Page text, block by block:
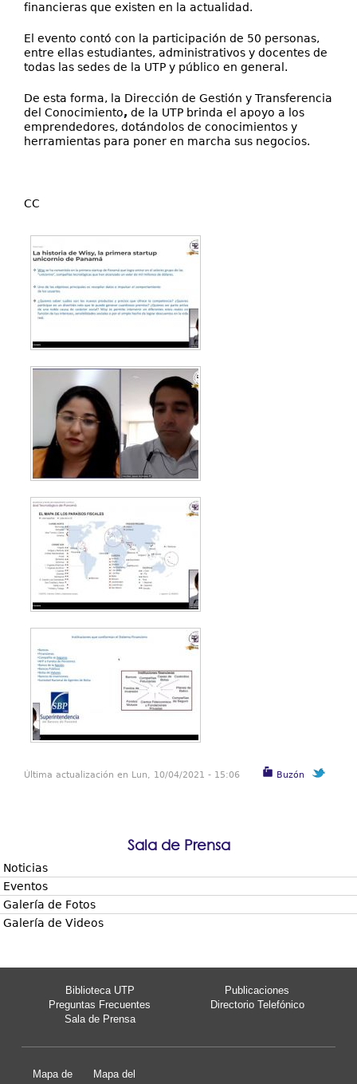
financieras que existen en la actualidad.
El evento contó con la participación de 50 personas,
entre ellas estudiantes, administrativos y docentes de
todas las sedes de la UTP y público en general.
De esta forma, la Dirección de Gestión y Transferencia
del Conocimiento, de la UTP brinda el apoyo a los
emprendedores, dotándolos de conocimientos y
herramientas para poner en marcha sus negocios.
CC
Buzón
Última actualización en Lun, 10/04/2021 - 15:06
Sala de Prensa
Noticias
Eventos
Galería de Fotos
Galería de Videos
Biblioteca UTP
Publicaciones
Preguntas Frecuentes
Directorio Telefónico
Sala de Prensa
Mapa de
Mapa del